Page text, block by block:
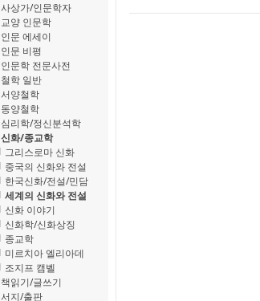
사상가/인문학자
교양 인문학
인문 에세이
인문 비평
인문학 전문사전
철학 일반
서양철학
동양철학
심리학/정신분석학
신화/종교학
그리스로마 신화
중국의 신화와 전설
한국신화/전설/민담
세계의 신화와 전설
신화 이야기
신화학/신화상징
종교학
미르치아 엘리아데
조지프 캠벨
책읽기/글쓰기
서지/출판